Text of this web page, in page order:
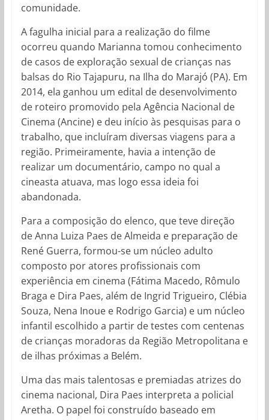
comunidade.
A fagulha inicial para a realização do filme
ocorreu quando Marianna tomou conhecimento
de casos de exploração sexual de crianças nas
balsas do Rio Tajapuru, na Ilha do Marajó (PA). Em
2014, ela ganhou um edital de desenvolvimento
de roteiro promovido pela Agência Nacional de
Cinema (Ancine) e deu início às pesquisas para o
trabalho, que incluíram diversas viagens para a
região. Primeiramente, havia a intenção de
realizar um documentário, campo no qual a
cineasta atuava, mas logo essa ideia foi
abandonada.
Para a composição do elenco, que teve direção
de Anna Luiza Paes de Almeida e preparação de
René Guerra, formou-se um núcleo adulto
composto por atores profissionais com
experiência em cinema (Fátima Macedo, Rômulo
Braga e Dira Paes, além de Ingrid Trigueiro, Clébia
Souza, Nena Inoue e Rodrigo Garcia) e um núcleo
infantil escolhido a partir de testes com centenas
de crianças moradoras da Região Metropolitana e
de ilhas próximas a Belém.
Uma das mais talentosas e premiadas atrizes do
cinema nacional, Dira Paes interpreta a policial
Aretha. O papel foi construído baseado em